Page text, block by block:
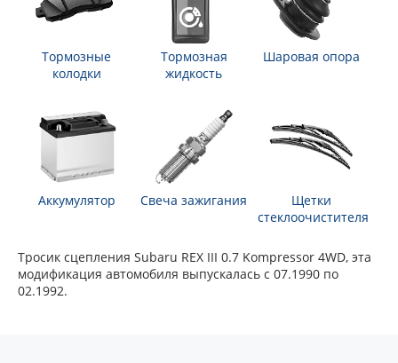
Тормозные
колодки
Тормозная
жидкость
Шаровая опора
Аккумулятор Свеча зажигания
Щетки
стеклоочистителя
Тросик сцепления Subaru REX III 0.7 Kompressor 4WD, эта
модификация автомобиля выпускалась с 07.1990 по
02.1992.